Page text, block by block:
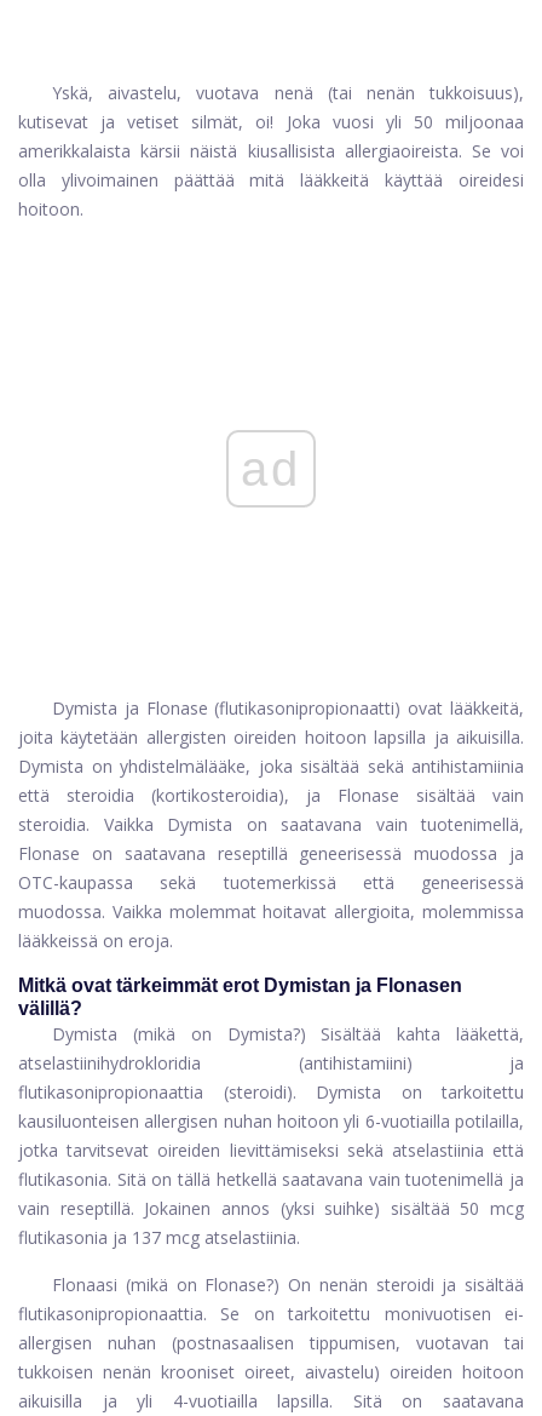
Yskä, aivastelu, vuotava nenä (tai nenän tukkoisuus),
kutisevat ja vetiset silmät, oi! Joka vuosi yli 50 miljoonaa
amerikkalaista kärsii näistä kiusallisista allergiaoireista. Se voi
olla ylivoimainen päättää mitä lääkkeitä käyttää oireidesi
hoitoon.
ad
Dymista ja Flonase (flutikasonipropionaatti) ovat lääkkeitä,
joita käytetään allergisten oireiden hoitoon lapsilla ja aikuisilla.
Dymista on yhdistelmälääke, joka sisältää sekä antihistamiinia
että steroidia (kortikosteroidia), ja Flonase sisältää vain
steroidia. Vaikka Dymista on saatavana vain tuotenimellä,
Flonase on saatavana reseptillä geneerisessä muodossa ja
OTC-kaupassa sekä tuotemerkissä että geneerisessä
muodossa. Vaikka molemmat hoitavat allergioita, molemmissa
lääkkeissä on eroja.
Mitkä ovat tärkeimmät erot Dymistan ja Flonasen
välillä?
Dymista (mikä on Dymista?) Sisältää kahta lääkettä,
atselastiinihydrokloridia (antihistamiini) ja
flutikasonipropionaattia (steroidi). Dymista on tarkoitettu
kausiluonteisen allergisen nuhan hoitoon yli 6-vuotiailla potilailla,
jotka tarvitsevat oireiden lievittämiseksi sekä atselastiinia että
flutikasonia. Sitä on tällä hetkellä saatavana vain tuotenimellä ja
vain reseptillä. Jokainen annos (yksi suihke) sisältää 50 mcg
flutikasonia ja 137 mcg atselastiinia.
Flonaasi (mikä on Flonase?) On nenän steroidi ja sisältää
flutikasonipropionaattia. Se on tarkoitettu monivuotisen ei-
allergisen nuhan (postnasaalisen tippumisen, vuotavan tai
tukkoisen nenän krooniset oireet, aivastelu) oireiden hoitoon
aikuisilla ja yli 4-vuotiailla lapsilla. Sitä on saatavana